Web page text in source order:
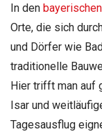
In den
Orte, die sich
und Dörfer wie
traditionelle
Hier trifft man auf
Isar und
Tagesausflug